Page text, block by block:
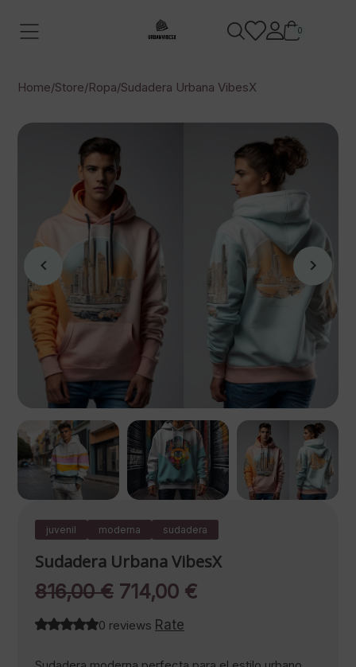
0
Home/Store/Ropa/Sudadera Urbana VibesX
juvenil moderna sudadera
Sudadera Urbana VibesX
816,00€ Original
price
714,00 €
0 reviews Rate